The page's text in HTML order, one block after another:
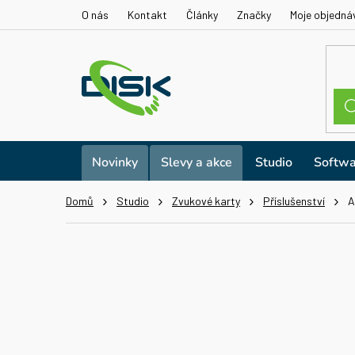
O nás Kontakt Články Značky Moje
Novinky Slevy a akce Studio
Domů Studio Zvukové karty Příslušenství